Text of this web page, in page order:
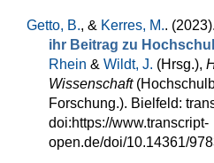
Getto, B., & Kerres, M.. (2023).
ihr Beitrag zu
Rhein & Wildt, J. (Hrsg.),
Wissenschaft
Forschung.). Bielfeld:
doi:https://www.transcript-
open.de/doi/10.14361/